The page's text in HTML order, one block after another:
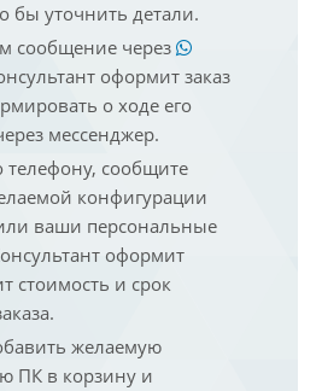
бы уточнить детали.
сообщение через
оформит заказ
о ходе его
мессенджер.
телефону, сообщите
конфигурации
ваши персональные
оформит
стоимость и срок
желаемую
ПК в корзину и